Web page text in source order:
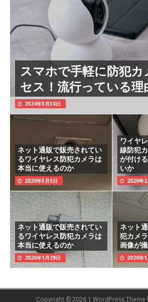
スマホで手軽に防犯カ
セス！流行っている理
2024年3月30日
ネット通販で販売されてい
るワイヤレス防犯カメラは
本当に使えるのか
2020年3月5日
ワイヤ
線防犯
が付け
いか
2020年2
ネット通販で販売されてい
るワイヤレス防犯カメラは
本当に使えるのか
2020年1月29日
ネット
犯カメ
画像が
2020年1
Copyright © 2026 | WordPress Theme